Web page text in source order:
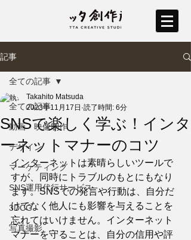
記事
全ての記事
動画・映像制作
デザイン
マーケティング
SNS運用代行サービス
3DCG
写真撮影
全ての記事
SNSで楽しく学ぶ！インタ
ーネットマナーのコツ
Takahito Matsuda
2023年11月17日 読了時間: 6分
インターネットは素晴らしいツールで
すが、同時にトラブルのもとにもなり
ます。SNSでの発言や行動は、自分だ
けでなく他人にも影響を与えることを
忘れてはいけません。インターネット
マナーを守ることは、自分の信用や評